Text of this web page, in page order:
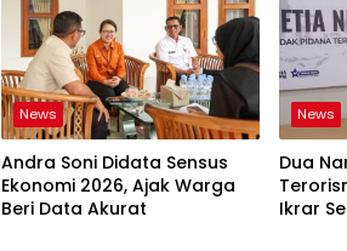
News
Andra Soni Didata Sensus
Ekonomi 2026, Ajak Warga
Beri Data Akurat
News
Dua
Ikrar